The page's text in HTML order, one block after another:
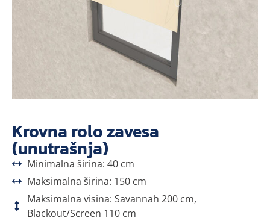
Krovna rolo zavesa
(unutrašnja)
Minimalna širina: 40 cm
Maksimalna širina: 150 cm
Maksimalna visina: Savannah 200 cm,
Blackout/Screen 110 cm